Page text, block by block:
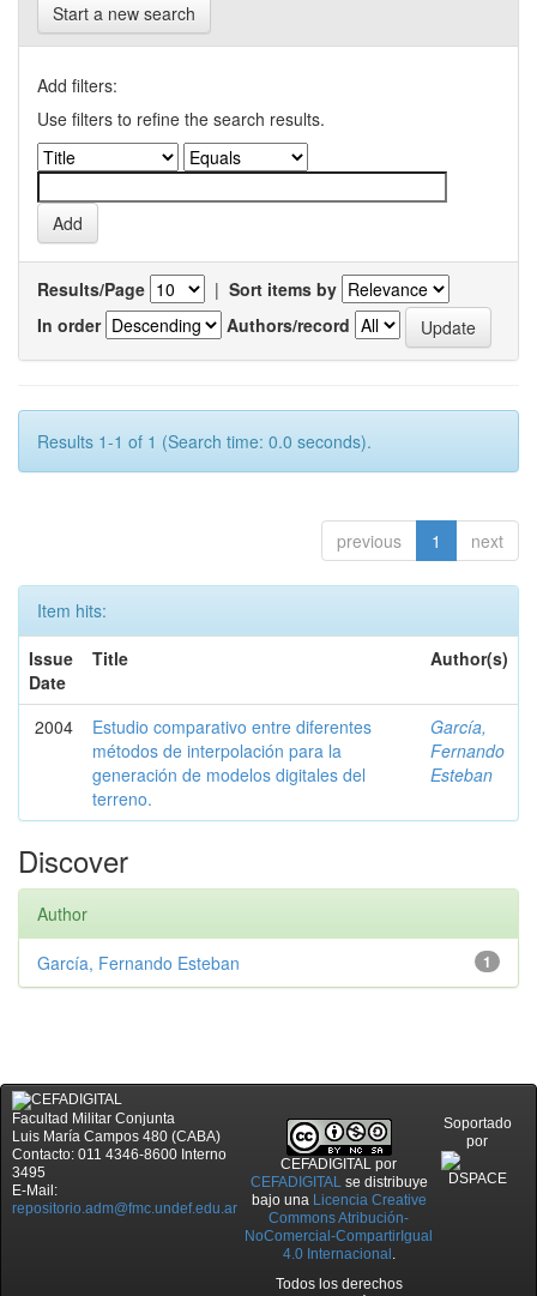
Start a new search
Add filters:
Use filters to refine the search results.
Results/Page | Sort items by
In order
Authors/record
Results 1-1 of 1 (Search time: 0.0 seconds).
previous 1 next
Item hits:
Issue
Date
Title Author(s)
2004
Estudio comparativo entre diferentes
métodos de interpolación para la
generación de modelos digitales del
terreno.
García,
Fernando
Esteban
Discover
Author
1
García, Fernando Esteban
Facultad Militar Conjunta
Luis María Campos 480 (CABA)
Contacto: 011 4346-8600 Interno
3495
E-Mail:
repositorio.adm@fmc.undef.edu.ar
CEFADIGITAL por
CEFADIGITALse distribuye
bajo una Licencia Creative
Commons Atribución-
NoComercial-CompartirIgual
4.0 Internacional .
Todos los derechos
Soportado
por